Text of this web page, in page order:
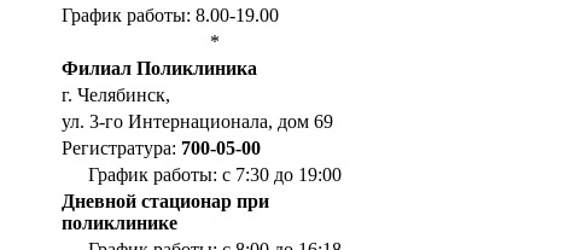
График работы: 8.00-19.00
*
Филиал Поликлиника
г. Челябинск,
ул. 3-го Интернационала, дом 69
Регистратура: 700-05-00
График работы: с 7:30 до 19:00
Дневной стационар при
поликлинике